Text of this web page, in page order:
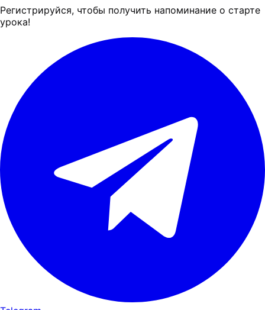
Регистрируйся, чтобы получить напоминание о старте
урока!